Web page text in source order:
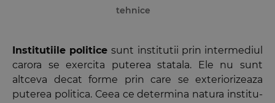
tehnice
Institutiile politicesunt institutii prin intermediul
carora se exercita puterea statala. Ele nu sunt
altceva decat forme prin care se exteriorizeaza
puterea politica. Ceea ce determina natura institu-